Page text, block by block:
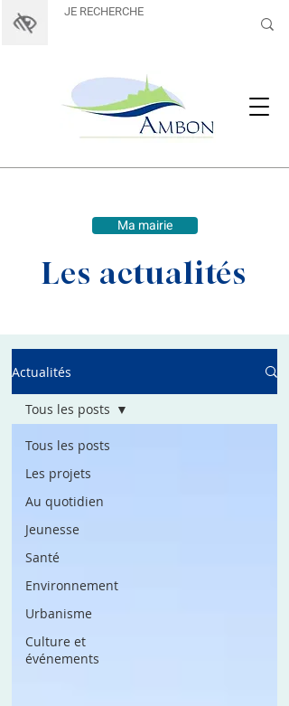
Ma mairie
Les actualités
Actualités
Tous les posts
Les projets
Au quotidien
Jeunesse
Santé
Environnement
Urbanisme
Culture et
événements
Tous les posts